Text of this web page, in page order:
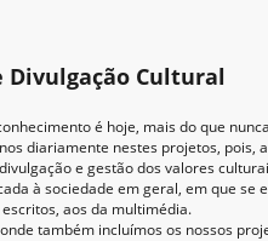
Divulgação Cultural
é hoje, mais do que
diariamente nestes projetos, pois,
e gestão dos valores
à sociedade em geral, em que
aos da multimédia.
também incluímos os nossos